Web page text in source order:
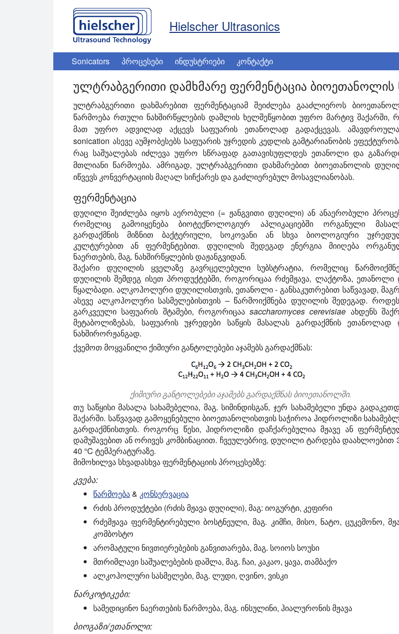
Hielscher Ultrasonics
Sonicators პროცესები ინდუსტრიები კონტაქტი
ულტრაბგერითი დამხმარე ფერმენტაცია ბიოეთანოლის
ულტრაბგერითი დახმარებით ფერმენტაციამ შეიძლება გააძლიეროს
წარმოება რთული ნახშირწყლების დაშლის ხელშეწყობით უფრო მარტივ შაქარში,
მათ უფრო ადვილად აქცევს საფუარის ეთანოლად გადაქცევას.
sonication ასევე აუმჯობესებს საფუარის უჯრედის კედლის გამტარიანობის
რაც საშუალებას იძლევა უფრო სწრაფად გათავისუფლდეს ეთანოლი და
მთლიანი წარმოება. ამრიგად, ულტრაბგერითი დახმარებით ბიოეთანოლის
იწვევს კონვერტაციის მაღალ სიჩქარეს და გაძლიერებულ მოსავლიანობას.
ფერმენტაცია
დუღილი შეიძლება იყოს აერობული (= ჟანგვითი დუღილი) ან ანაერობული
რომელიც გამოიყენება ბიოტექნოლოგიურ აპლიკაციებში ორგანული
გარდაქმნის მიზნით ბაქტერიული, სოკოვანი ან სხვა ბიოლოგიური
კულტურებით ან ფერმენტებით. დუღილის შედეგად ენერგია მიიღება
ნაერთების, მაგ. ნახშირწყლების დაჟანგვიდან.
შაქარი დუღილის ყველაზე გავრცელებული სუბსტრატია, რომელიც
დუღილის შემდეგ ისეთ პროდუქტებში, როგორიცაა რძემჟავა, ლაქტოზა, ეთანოლი
წყალბადი. ალკოჰოლური დუღილისთვის, ეთანოლი - განსაკუთრებით საწვავად,
ასევე ალკოჰოლური სასმელებისთვის – წარმოიქმნება დუღილის შედეგად.
გარკვეული საფუარის შტამები, როგორიცააsaccharomyces cerevisiae ახდენს
მეტაბოლიზებას, საფუარის უჯრედები საწყის მასალას გარდაქმნის ეთანოლად
ნახშირორჟანგად.
ქვემოთ მოყვანილი ქიმიური განტოლებები აჯამებს გარდაქმნას:
ქიმიური განტოლებები აჯამებს გარდაქმნას ბიოეთანოლში.
თუ საწყისი მასალა სახამებელია, მაგ. სიმინდისგან, ჯერ სახამებელი უნდა
შაქარში. საწვავად გამოყენებული ბიოეთანოლისთვის საჭიროა ჰიდროლიზი
გარდაქმნისთვის. როგორც წესი, ჰიდროლიზი დაჩქარებულია მჟავე ან
დამუშავებით ან ორივეს კომბინაციით. ჩვეულებრივ, დუღილი ტარდება დაახლოებით
40 °C ტემპერატურაზე.
მიმოხილვა სხვადასხვა ფერმენტაციის პროცესებზე:
კვება:
წარმოება& კონსერვაცია
რძის პროდუქტები (რძის მჟავა დუღილი), მაგ: იოგურტი, კეფირი
რძემჟავა ფერმენტირებული ბოსტნეული, მაგ. კიმჩი, მისო, ნატო, ცუკემონო,
კომბოსტო
არომატული ნივთიერებების განვითარება, მაგ. სოიოს სოუსი
მთრიმლავი საშუალებების დაშლა, მაგ. ჩაი, კაკაო, ყავა, თამბაქო
ალკოჰოლური სასმელები, მაგ. ლუდი, ღვინო, ვისკი
ნარკოტიკები:
სამედიცინო ნაერთების წარმოება, მაგ. ინსულინი, ჰიალურონის მჟავა
ბიოგაზი/ეთანოლი: